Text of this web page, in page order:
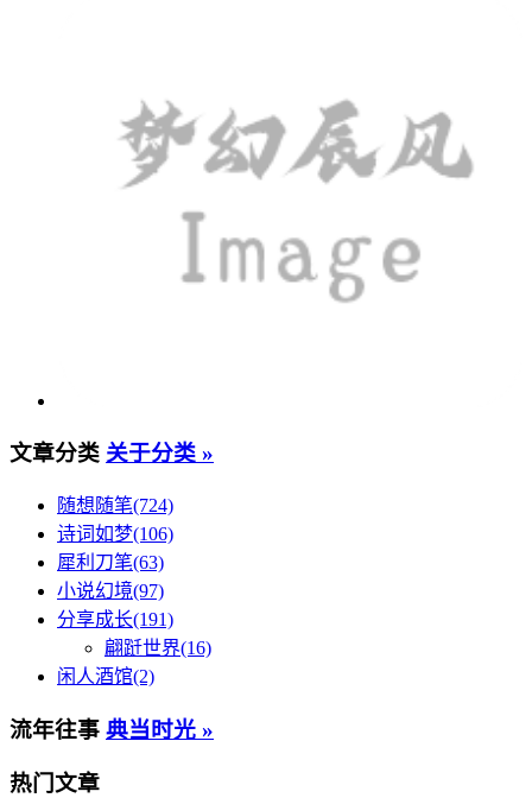
文章分类 关于分类 »
随想随笔(724)
诗词如梦(106)
犀利刀笔(63)
小说幻境(97)
分享成长(191)
翩跹世界(16)
闲人酒馆(2)
流年往事 典当时光 »
热门文章